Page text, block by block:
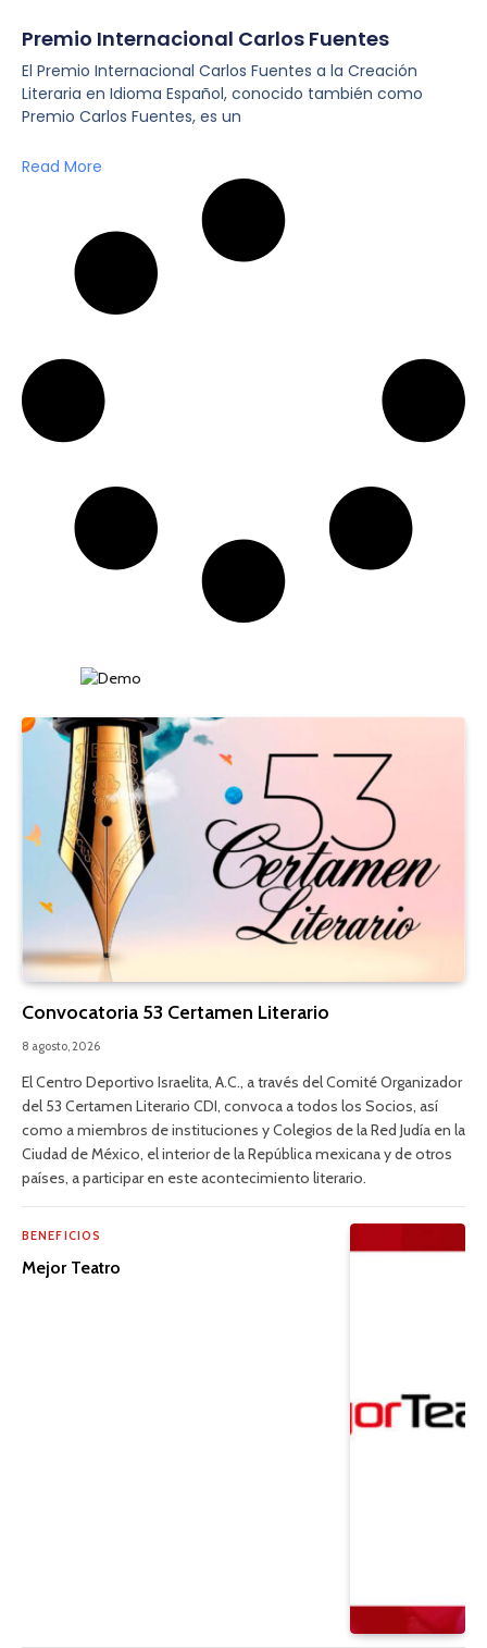
Premio Internacional Carlos Fuentes
El Premio Internacional Carlos Fuentes a la Creación
Literaria en Idioma Español, conocido también como
Premio Carlos Fuentes, es un
Read More
Convocatoria 53 Certamen Literario
8 agosto, 2026
El Centro Deportivo Israelita, A.C., a través del Comité Organizador
del 53 Certamen Literario CDI, convoca a todos los Socios, así
como a miembros de instituciones y Colegios de la Red Judía en la
Ciudad de México, el interior de la República mexicana y de otros
países, a participar en este acontecimiento literario.
BENEFICIOS
Mejor Teatro